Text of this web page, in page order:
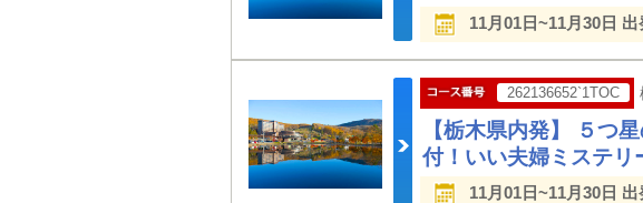
11月01日~11月30日 出
262136652`1TOC
【栃木県内発】 ５つ
付！いい夫婦ミステリ
11月01日~11月30日 出